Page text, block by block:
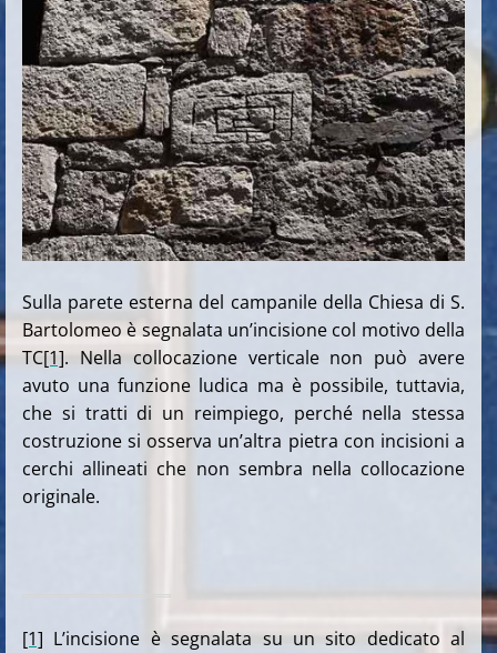
Sulla parete esterna del campanile della Chiesa di S.
Bartolomeo è segnalata un’incisione col motivo della
TC[1]. Nella collocazione verticale non può avere
avuto una funzione ludica ma è possibile, tuttavia,
che si tratti di un reimpiego, perché nella stessa
costruzione si osserva un’altra pietra con incisioni a
cerchi allineati che non sembra nella collocazione
originale.
[1] L’incisione è segnalata su un sito dedicato al